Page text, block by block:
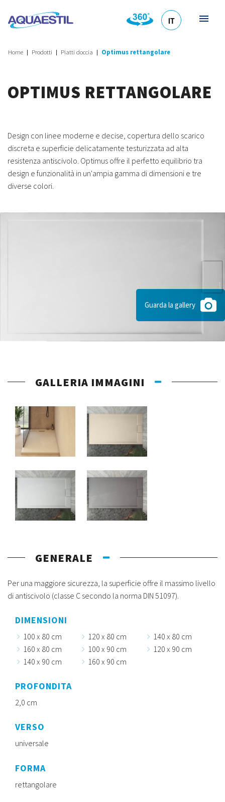
IT
Home Prodotti Piatti doccia Optimus rettangolare
OPTIMUS RETTANGOLARE
Design con linee moderne e decise, copertura dello scarico
discreta e superficie delicatamente testurizzata ad alta
resistenza antiscivolo. Optimus offre il perfetto equilibrio tra
design e funzionalità in un'ampia gamma di dimensioni e tre
diverse colori.
Guarda la gallery
GALLERIA IMMAGINI
GENERALE
Per una maggiore sicurezza, la superficie offre il massimo livello
di antiscivolo (classe C secondo la norma DIN 51097).
DIMENSIONI
100 x 80 cm 120 x 80 cm
140 x 80 cm
160 x 80 cm
100 x 90 cm
120 x 90 cm
140 x 90 cm
160 x 90 cm
PROFONDITA
2,0 cm
VERSO
universale
FORMA
rettangolare